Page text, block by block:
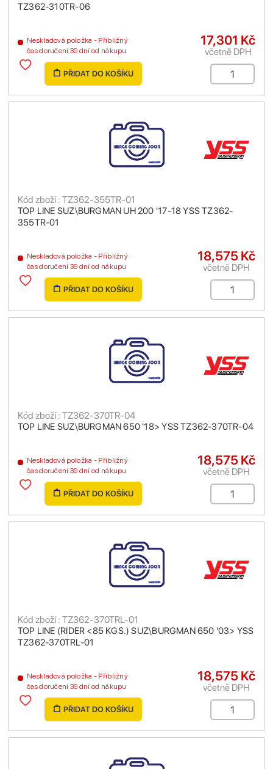
TZ362-310TR-06
Neskladová položka - Přibližný
čas doručení 39 dní od nákupu
17,301 Kč
včetně DPH
PŘIDAT DO KOŠÍKU
TOP LINE SUZ\BURGMAN UH 200 '17-18 YSS TZ362-
355TR-01
Kód zboží : TZ362-355TR-01
Neskladová položka - Přibližný
čas doručení 39 dní od nákupu
18,575 Kč
včetně DPH
PŘIDAT DO KOŠÍKU
TOP LINE SUZ\BURGMAN 650 '18> YSS TZ362-370TR-04
Kód zboží : TZ362-370TR-04
Neskladová položka - Přibližný
čas doručení 39 dní od nákupu
18,575 Kč
včetně DPH
PŘIDAT DO KOŠÍKU
TOP LINE (RIDER <85 KGS.) SUZ\BURGMAN 650 '03> YSS
TZ362-370TRL-01
Kód zboží : TZ362-370TRL-01
Neskladová položka - Přibližný
čas doručení 39 dní od nákupu
18,575 Kč
včetně DPH
PŘIDAT DO KOŠÍKU